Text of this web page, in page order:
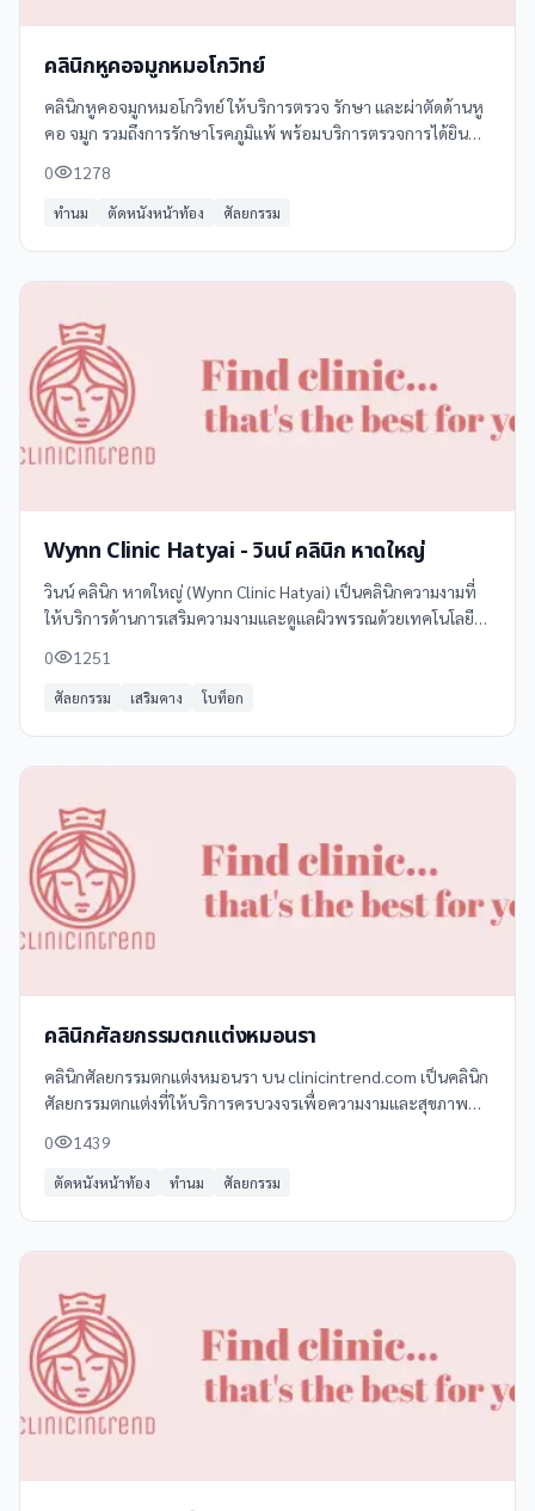
คลินิกหูคอจมูกหมอโกวิทย์
คลินิกหูคอจมูกหมอโกวิทย์ ให้บริการตรวจ รักษา และผ่าตัดด้านหู
คอ จมูก รวมถึงการรักษาโรคภูมิแพ้ พร้อมบริการตรวจการได้ยิน
ใบหน้า เช่น เสริมจมูก
0 1278
ทำนม ตัดหนังหน้าท้อง ศัลยกรรม
Wynn Clinic Hatyai - วินน์ คลินิก หาดใหญ่
วินน์ คลินิก หาดใหญ่ (Wynn Clinic Hatyai) เป็นคลินิกความงามที่
ให้บริการด้านการเสริมความงามและดูแลผิวพรรณด้วยเทคโนโลยี
หาดใหญ่ จังหวัดสงขลา
0 1251
ศัลยกรรม เสริมคาง โบท็อก
คลินิกศัลยกรรมตกแต่งหมอนรา
คลินิกศัลยกรรมตกแต่งหมอนรา บน clinicintrend.com เป็นคลินิก
ศัลยกรรมตกแต่งที่ให้บริการครบวงจรเพื่อความงามและสุขภาพผิว
ศัลยกรรมตา
0 1439
ตัดหนังหน้าท้อง ทำนม ศัลยกรรม